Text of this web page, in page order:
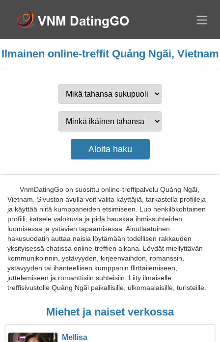
Ilmainen online-treffit Quảng Ngãi, Vietnam
VnmDatingGo on suosittu online-treffipalvelu Quảng Ngãi,
Vietnam. Sivuston avulla voit valita käyttäjiä, tarkastella profiileja
ja käyttää niitä kumppaneiden etsimiseen. Luo henkilökohtainen
profiili, katsele valokuvia ja pidä hauskaa ihmissuhteiden
luomisessa ja ystävien tapaamisessa. Ainutlaatuinen
hakusuodatin auttaa naisia löytämään todellisen rakkauden
yksityisessä chatissa online-treffien aikana. Löydät miellyttävän
kommunikoinnin, ystävyyden, kirjeenvaihdon, romanssin,
ystävyyden tai ihanteellisen kumppanin flirttailemiseen,
juttelemiseen ja romanttisiin suhteisiin. Liity ilmaiselle
treffisivustolle Quảng Ngãi paikallisille, ulkomaalaisille, turisteille.
Miehet ja naiset verkossa
Mellisa